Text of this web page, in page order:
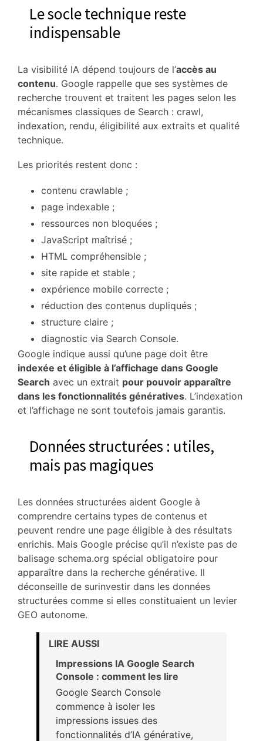
Le socle technique reste
indispensable
La visibilité IA dépend toujours de l’accès au
contenu. Google rappelle que ses systèmes de
recherche trouvent et traitent les pages selon les
mécanismes classiques de Search : crawl,
indexation, rendu, éligibilité aux extraits et qualité
technique.
Les priorités restent donc :
contenu crawlable ;
page indexable ;
ressources non bloquées ;
JavaScript maîtrisé ;
HTML compréhensible ;
site rapide et stable ;
expérience mobile correcte ;
réduction des contenus dupliqués ;
structure claire ;
diagnostic via Search Console.
Google indique aussi qu’une page doit être
indexée et éligible à l’affichage dans Google
Search avec un extrait pour pouvoir apparaître
dans les fonctionnalités génératives. L’indexation
et l’affichage ne sont toutefois jamais garantis.
Données structurées : utiles,
mais pas magiques
Les données structurées aident Google à
comprendre certains types de contenus et
peuvent rendre une page éligible à des résultats
enrichis. Mais Google précise qu’il n’existe pas de
balisage schema.org spécial obligatoire pour
apparaître dans la recherche générative. Il
déconseille de surinvestir dans les données
structurées comme si elles constituaient un levier
GEO autonome.
LIRE AUSSI
Impressions IA Google Search
Console : comment les lire
Google Search Console
commence à isoler les
impressions issues des
fonctionnalités d’IA générative,